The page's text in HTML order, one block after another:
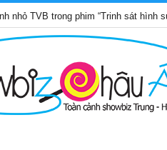
trong phim “Trinh sát hình sự 12”